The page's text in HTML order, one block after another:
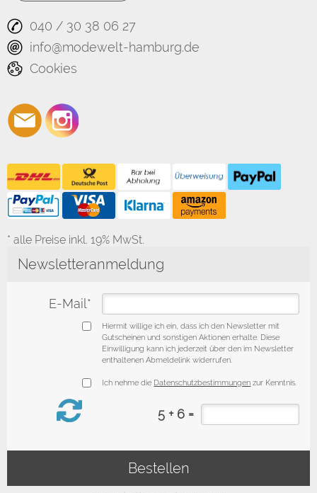
040 / 30 38 06 27
info@modewelt-hamburg.de
Cookies
* alle Preise inkl. 19% MwSt.